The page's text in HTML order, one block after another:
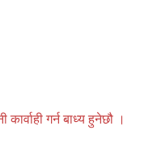
गर्न बाध्य हुनेछौ ।